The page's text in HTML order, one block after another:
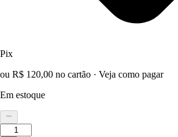
Pix
ou R$ 120,00 no cartão · Veja como pagar
Em estoque